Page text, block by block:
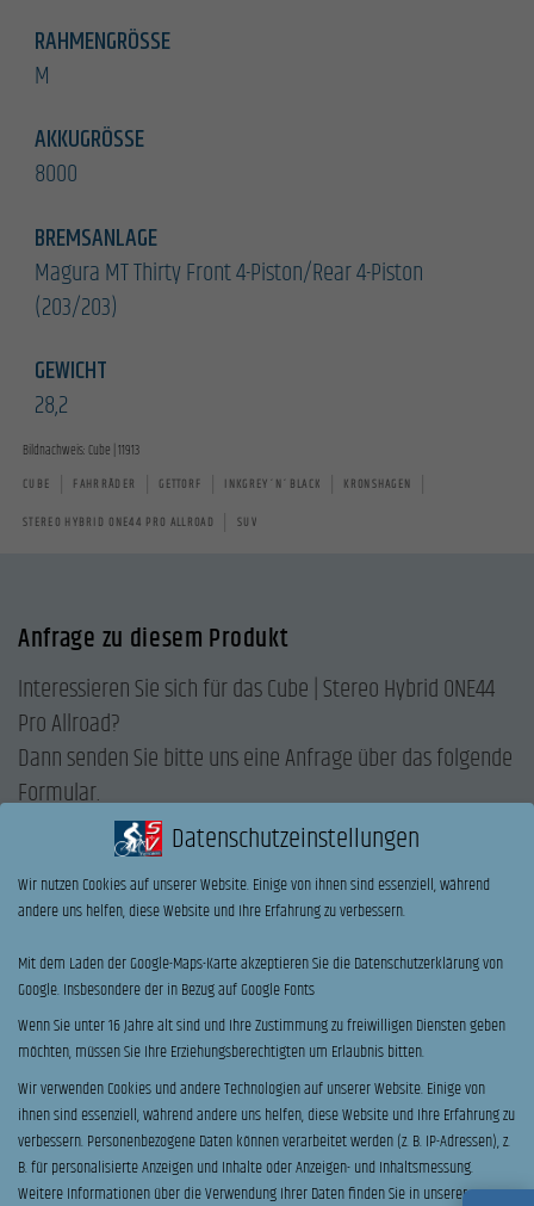
RAHMENGRÖSSE
M
AKKUGRÖSSE
8000
BREMSANLAGE
Magura MT Thirty Front 4-Piston/Rear 4-Piston
(203/203)
GEWICHT
28,2
Bildnachweis: Cube | 11913
CUBE FAHRRÄDER GETTORF INKGREY´N´BLACK KRONSHAGEN
STEREO HYBRID ONE44 PRO ALLROAD SUV
Anfrage zu diesem Produkt
Interessieren Sie sich für das Cube | Stereo Hybrid ONE44
Pro Allroad?
Dann senden Sie bitte uns eine Anfrage über das folgende
Formular.
Oder rufen uns direkt an.
ANRUF
Vorname
Nachname
E-Mail* Telefon
Ihre Nachricht an uns:
Datenschutzeinstellungen
Wir nutzen Cookies auf unserer Website. Einige von ihnen sind essenziell, während
andere uns helfen, diese Website und Ihre Erfahrung zu verbessern.
Mit dem Laden der Google-Maps-Karte akzeptieren Sie die Datenschutzerklärung von
Google. Insbesondere der in Bezug auf Google Fonts
Wenn Sie unter 16 Jahre alt sind und Ihre Zustimmung zu freiwilligen Diensten geben
möchten, müssen Sie Ihre Erziehungsberechtigten um Erlaubnis bitten.
Wir verwenden Cookies und andere Technologien auf unserer Website. Einige von
ihnen sind essenziell, während andere uns helfen, diese Website und Ihre Erfahrung zu
verbessern.Personenbezogene Daten können verarbeitet werden (z. B. IP-Adressen), z.
B. für personalisierte Anzeigen und Inhalte oder Anzeigen- und Inhaltsmessung.
Weitere Informationen über die Verwendung Ihrer Daten finden Sie in unserer